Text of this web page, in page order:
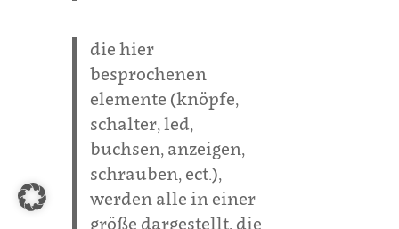
die hier
besprochenen
elemente (knöpfe,
schalter, led,
buchsen, anzeigen,
schrauben, ect.),
werden alle in einer
größe dargestellt, die